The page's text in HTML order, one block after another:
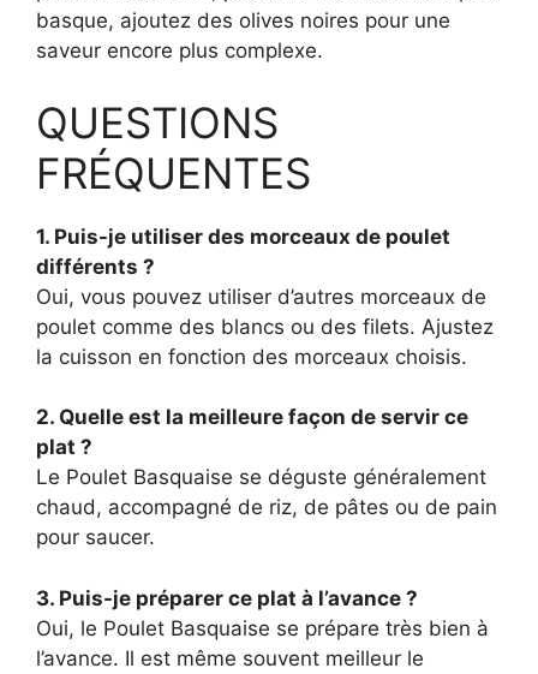
basque, ajoutez des olives noires pour une
saveur encore plus complexe.
QUESTIONS
FRÉQUENTES
1. Puis-je utiliser des morceaux de poulet
différents ?
Oui, vous pouvez utiliser d’autres morceaux de
poulet comme des blancs ou des filets. Ajustez
la cuisson en fonction des morceaux choisis.
2. Quelle est la meilleure façon de servir ce
plat ?
Le Poulet Basquaise se déguste généralement
chaud, accompagné de riz, de pâtes ou de pain
pour saucer.
3. Puis-je préparer ce plat à l’avance ?
Oui, le Poulet Basquaise se prépare très bien à
l’avance. Il est même souvent meilleur le